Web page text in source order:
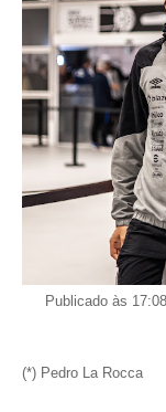
Publicado às
(*) Pedro La Rocca